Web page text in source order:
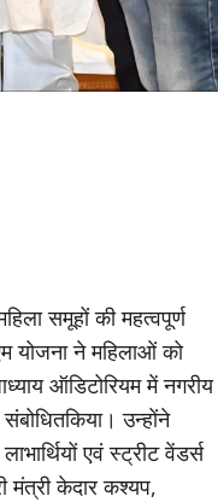
समूहों की महत्वपूर्ण
योजना ने महिलाओं को
ऑडिटोरियम में नगरीय
उन्होंने
एवं स्ट्रीट वेंडर्स
मंत्री केदार कश्यप,